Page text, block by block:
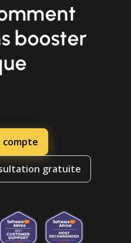
booster
compte
gratuite